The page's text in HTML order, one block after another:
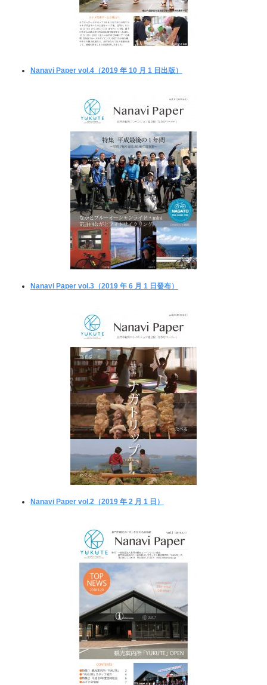
Nanavi Paper vol.4（2019 年 10 月 1 日出版）
Nanavi Paper vol.3（2019 年 6 月 1 日發布）
Nanavi Paper vol.2（2019 年 2 月 1 日）